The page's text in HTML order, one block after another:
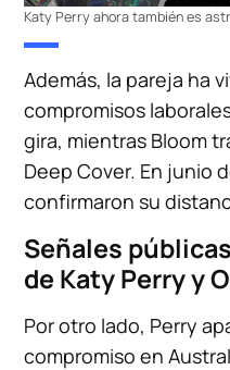
Katy Perry ahora también es
Además, la pareja ha
compromisos
gira, mientras Bloom
Deep Cover. En junio
confirmaron su
Señales
de Katy Perry y
Por otro lado, Perry
compromiso en